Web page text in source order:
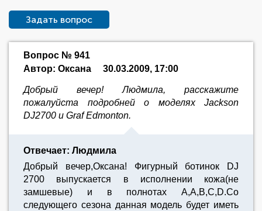
Задать вопрос
Вопрос № 941
Автор: Оксана
30.03.2009, 17:00
Добрый вечер! Людмила, расскажите
пожалуйста подробней о моделях Jackson
DJ2700 и Graf Edmonton.
Отвечает: Людмила
Добрый вечер,Оксана! Фигурный ботинок DJ
2700 выпускается в исполнении кожа(не
замшевые) и в полнотах A,A,B,C,D.Со
следующего сезона данная модель будет иметь